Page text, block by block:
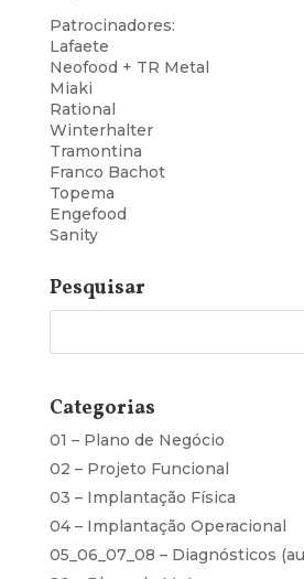
Patrocinadores:
Lafaete
Neofood + TR Metal
Miaki
Rational
Winterhalter
Tramontina
Franco Bachot
Topema
Engefood
Sanity
Pesquisar
Categorias
01 – Plano de Negócio
02 – Projeto Funcional
03 – Implantação Física
04 – Implantação Operacional
05_06_07_08 – Diagnósticos